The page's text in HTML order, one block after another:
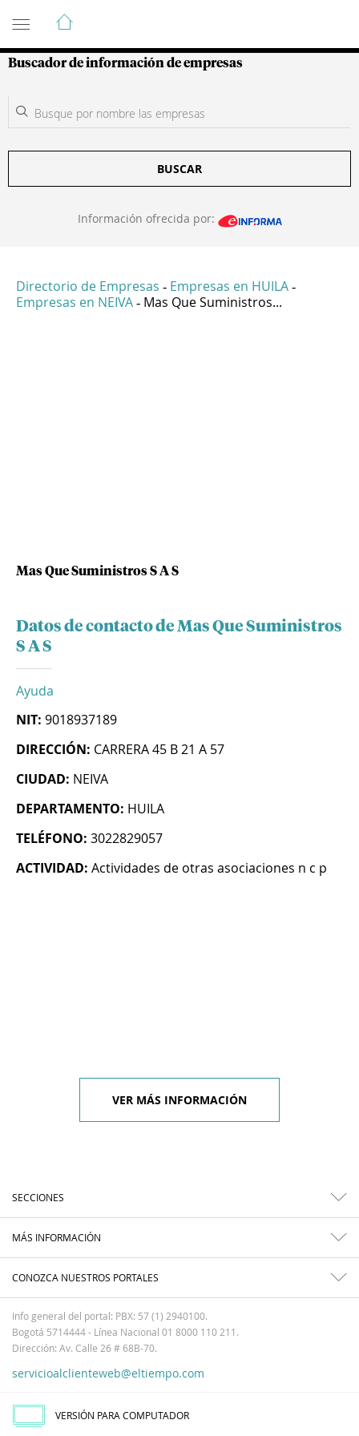
Guía de Empresas Colombianas
Buscador de información de empresas
BUSCAR
Información ofrecida por:
Directorio de Empresas - Empresas en HUILA -
Empresas en NEIVA - Mas Que Suministros...
Mas Que Suministros S A S
Datos de contacto de Mas Que Suministros
S A S
Ayuda
NIT: 9018937189
DIRECCIÓN: CARRERA 45 B 21 A 57
CIUDAD: NEIVA
DEPARTAMENTO: HUILA
TELÉFONO: 3022829057
ACTIVIDAD: Actividades de otras asociaciones n c p
VER MÁS INFORMACIÓN
SECCIONES
MÁS INFORMACIÓN
CONOZCA NUESTROS PORTALES
Info general del portal: PBX: 57 (1) 2940100.
Bogotá 5714444 - Línea Nacional 01 8000 110 211.
Dirección: Av. Calle 26 # 68B-70.
servicioalclienteweb@eltiempo.com
VERSIÓN PARA COMPUTADOR